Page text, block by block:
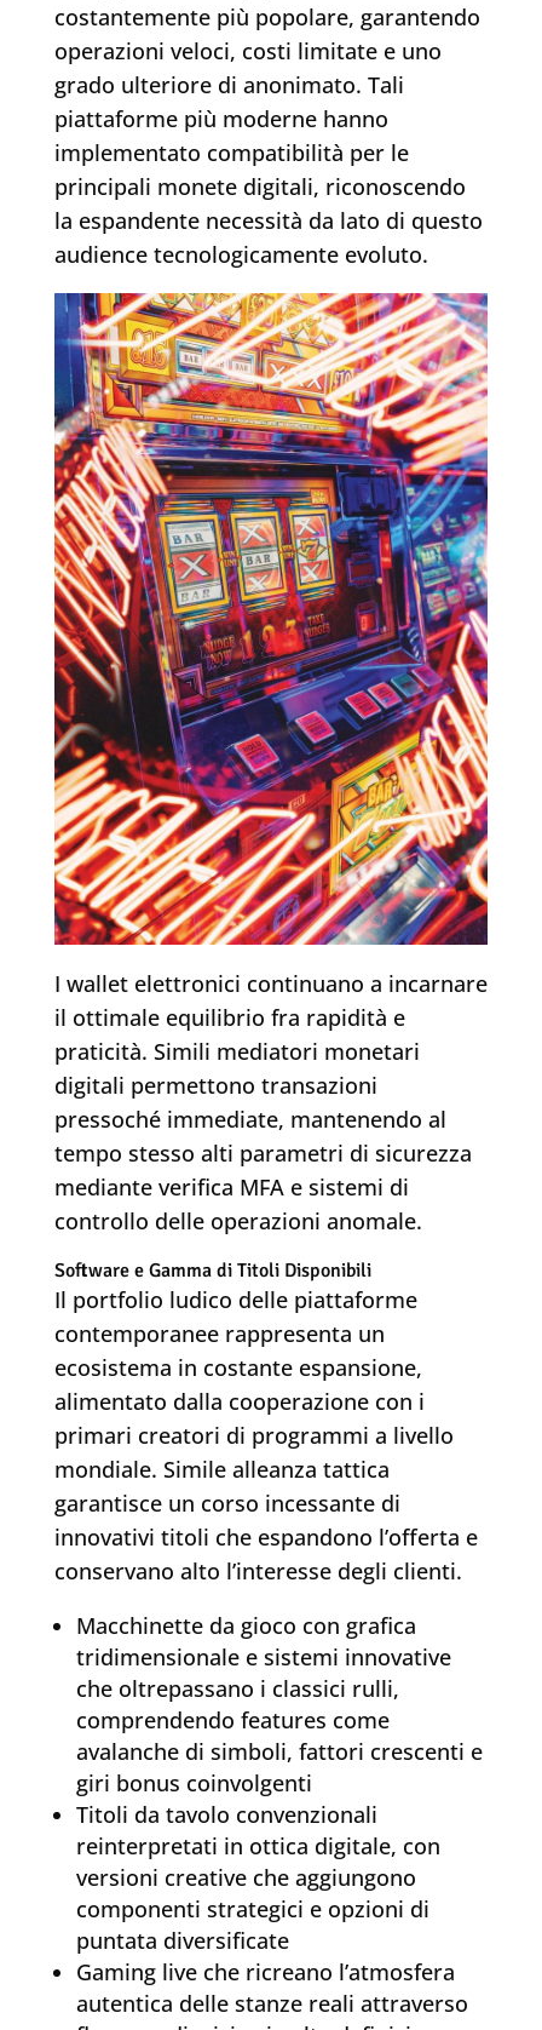
costantemente più popolare, garantendo
operazioni veloci, costi limitate e uno
grado ulteriore di anonimato. Tali
piattaforme più moderne hanno
implementato compatibilità per le
principali monete digitali, riconoscendo
la espandente necessità da lato di questo
audience tecnologicamente evoluto.
I wallet elettronici continuano a incarnare
il ottimale equilibrio fra rapidità e
praticità. Simili mediatori monetari
digitali permettono transazioni
pressoché immediate, mantenendo al
tempo stesso alti parametri di sicurezza
mediante verifica MFA e sistemi di
controllo delle operazioni anomale.
Software e Gamma di Titoli Disponibili
Il portfolio ludico delle piattaforme
contemporanee rappresenta un
ecosistema in costante espansione,
alimentato dalla cooperazione con i
primari creatori di programmi a livello
mondiale. Simile alleanza tattica
garantisce un corso incessante di
innovativi titoli che espandono l’offerta e
conservano alto l’interesse degli clienti.
Macchinette da gioco con grafica
tridimensionale e sistemi innovative
che oltrepassano i classici rulli,
comprendendo features come
avalanche di simboli, fattori crescenti e
giri bonus coinvolgenti
Titoli da tavolo convenzionali
reinterpretati in ottica digitale, con
versioni creative che aggiungono
componenti strategici e opzioni di
puntata diversificate
Gaming live che ricreano l’atmosfera
autentica delle stanze reali attraverso